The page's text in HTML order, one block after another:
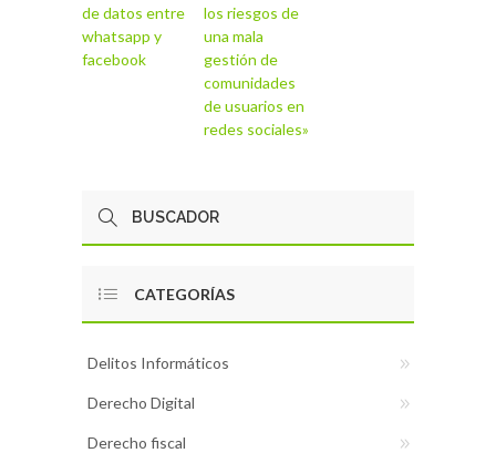
de datos entre
whatsapp y
facebook
los riesgos de
una mala
gestión de
comunidades
de usuarios en
redes sociales»
CATEGORÍAS
Delitos Informáticos
Derecho Digital
Derecho fiscal